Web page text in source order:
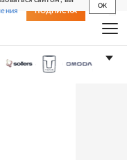
OK
ПОДПИСКА